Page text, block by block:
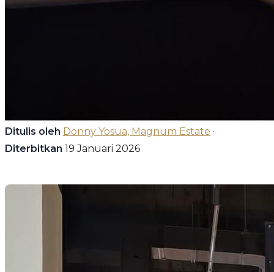
Ditulis oleh Donny Yosua, Magnum Estate ·
Diterbitkan 19 Januari 2026